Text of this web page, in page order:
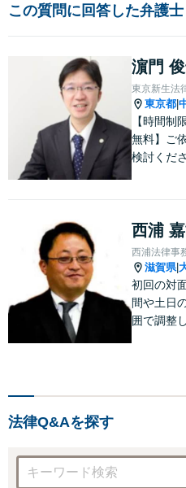
この質問に回答した弁護士
濵門
東京新生法
東京都
【時間制
無料】ご
検討くだ
問題】複
続放棄・
本からわ
します【
西浦
西浦法律事
滋賀県|
初回の対
間や土日
囲で調整
法律Q&Aを探す